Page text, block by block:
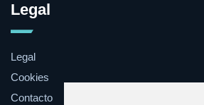
Legal
Legal
Cookies
Contacto